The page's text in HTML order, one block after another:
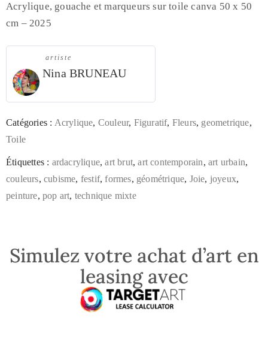
Acrylique, gouache et marqueurs sur toile canva 50 x 50
cm – 2025
artiste
Nina BRUNEAU
Catégories : Acrylique, Couleur, Figuratif, Fleurs, geometrique,
Toile
Étiquettes : ardacrylique,art brut,art contemporain,art urbain,
couleurs,cubisme, festif,formes, géométrique, Joie, joyeux,
peinture,pop art, technique mixte
Simulez votre achat d’art en
leasing avec